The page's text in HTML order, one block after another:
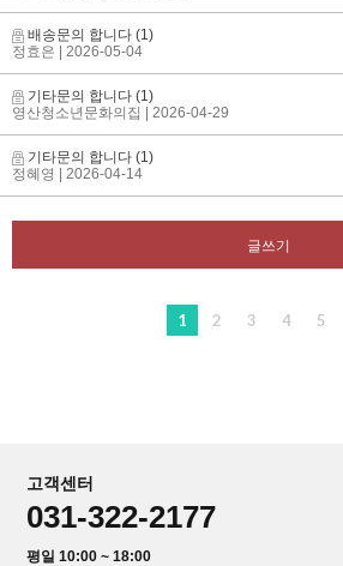
배송문의 합니다 (1)
정효은
| 2026-05-04
기타문의 합니다 (1)
영산청소년문화의집
| 2026-04-29
기타문의 합니다 (1)
정혜영
| 2026-04-14
글쓰기
1 2 3 4 5
고객센터
031-322-2177
평일 10:00 ~ 18:00